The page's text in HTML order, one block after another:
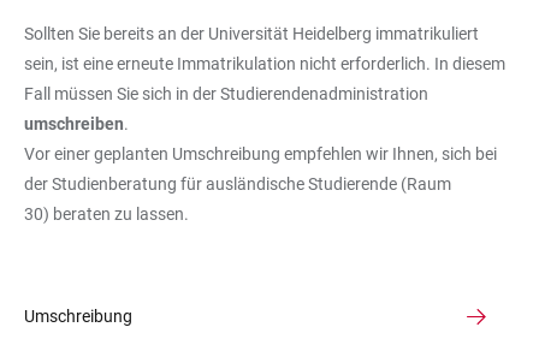
Sollten Sie bereits an der Universität Heidelberg immatrikuliert
sein, ist eine erneute Immatrikulation nicht erforderlich. In diesem
Fall müssen Sie sich in der Studierendenadministration
umschreiben.
Vor einer geplanten Umschreibung empfehlen wir Ihnen, sich bei
der Studienberatung für ausländische Studierende (Raum
30) beraten zu lassen.
Umschreibung